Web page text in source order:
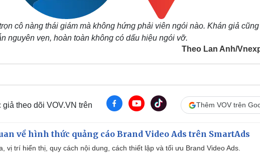
cô nàng thái giám mà không hứng phải viên ngói nào. Khán giả
nguyên vẹn, hoàn toàn không có dấu hiệu ngói vỡ.
Theo Lan Anh/
giả theo dõi VOV.VN trên Thêm VOV trên
về hình thức quảng cáo Brand Video Ads trên SmartAds
vị trí hiển thị, quy cách nội dung, cách thiết lập và tối ưu Brand Video Ads.